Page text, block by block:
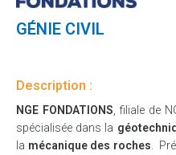
GÉNIE CIVIL
Description :
NGE FONDATIONS , filiale de
spécialisée dans la
la mécanique des roches .